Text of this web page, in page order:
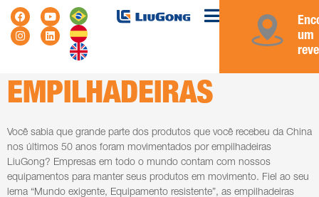
um
EMPILHADEIRAS
Você sabia que grande parte dos produtos que você recebeu da China
nos últimos 50 anos foram movimentados por empilhadeiras
LiuGong? Empresas em todo o mundo contam com nossos
equipamentos para manter seus produtos em movimento. Fiel ao seu
lema “Mundo exigente, Equipamento resistente”, as empilhadeiras